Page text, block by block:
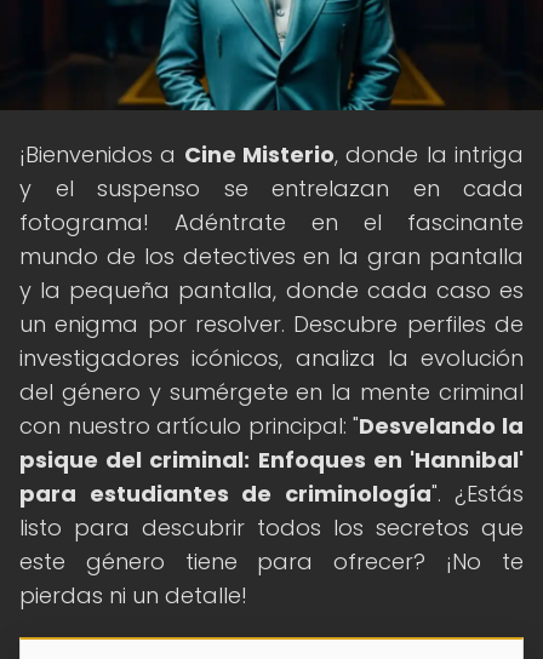
¡Bienvenidos a Cine Misterio, donde la intriga
y el suspenso se entrelazan en cada
fotograma! Adéntrate en el fascinante
mundo de los detectives en la gran pantalla
y la pequeña pantalla, donde cada caso es
un enigma por resolver. Descubre perfiles de
investigadores icónicos, analiza la evolución
del género y sumérgete en la mente criminal
con nuestro artículo principal: "Desvelando la
psique del criminal: Enfoques en 'Hannibal'
para estudiantes de criminología". ¿Estás
listo para descubrir todos los secretos que
este género tiene para ofrecer? ¡No te
pierdas ni un detalle!